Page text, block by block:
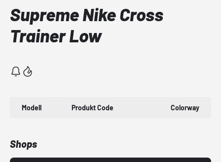
Supreme Nike Cross
Trainer Low
Modell Produkt Code Colorway
Shops